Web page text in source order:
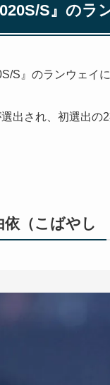
S』の
S』のランウェイ
出され、初選出の
（こばやし